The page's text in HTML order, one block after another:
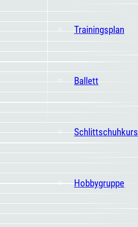
Trainingsplan
Ballett
Schlittschuhkurs
Hobbygruppe